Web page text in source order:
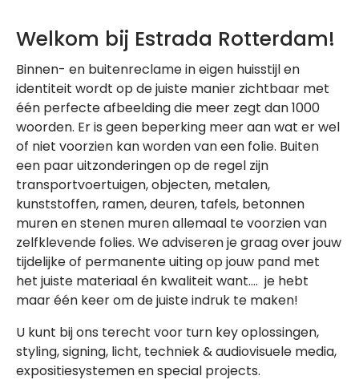
Welkom bij Estrada Rotterdam!
Binnen- en buitenreclame in eigen huisstijl en
identiteit wordt op de juiste manier zichtbaar met
één perfecte afbeelding die meer zegt dan 1000
woorden. Er is geen beperking meer aan wat er wel
of niet voorzien kan worden van een folie. Buiten
een paar uitzonderingen op de regel zijn
transportvoertuigen, objecten, metalen,
kunststoffen, ramen, deuren, tafels, betonnen
muren en stenen muren allemaal te voorzien van
zelfklevende folies. We adviseren je graag over jouw
tijdelijke of permanente uiting op jouw pand met
het juiste materiaal én kwaliteit want…. je hebt
maar één keer om de juiste indruk te maken!
U kunt bij ons terecht voor turn key oplossingen,
styling, signing, licht, techniek & audiovisuele media,
expositiesystemen en special projects.